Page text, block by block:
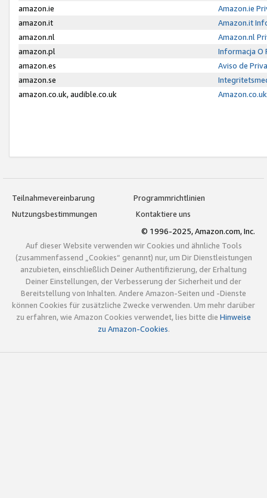
amazon.ie
Amazon.ie
amazon.it
Amazon.it
amazon.nl
Amazon.nl
amazon.pl
Informacja O
amazon.es
Aviso de
amazon.se
amazon.co.uk, audible.co.uk
Teilnahmevereinbarung
Programmrichtlinien
Nutzungsbestimmungen
Kontaktiere uns
© 1996-2025, Amazon.com, Inc.
Auf dieser Website verwenden wir Cookies und ähnliche Tools
(zusammenfassend „Cookies“ genannt) nur, um Dir Dienstleistungen
anzubieten, einschließlich Deiner Authentifizierung, der Erhaltung
Deiner Einstellungen, der Verbesserung der Sicherheit und der
Bereitstellung von Inhalten. Andere Amazon-Seiten und -Dienste
können Cookies für zusätzliche Zwecke verwenden. Um mehr darüber
zu erfahren, wie Amazon Cookies verwendet, lies bitte die Hinweise
zu Amazon-Cookies.